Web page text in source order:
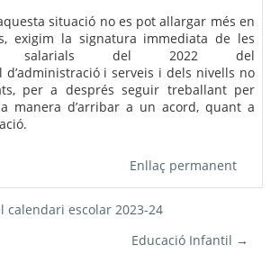
situació no es pot allargar més en
exigim la signatura immediata de les
salarials del 2022 del
d’administració i serveis i dels nivells no
per a després seguir treballant per
manera d’arribar a un acord, quant a
Enllaç permanent
calendari escolar 2023-24
Educació Infantil →